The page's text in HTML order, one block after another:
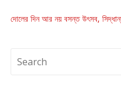
দোলের দিন আর নয় বসন্ত উৎসব,